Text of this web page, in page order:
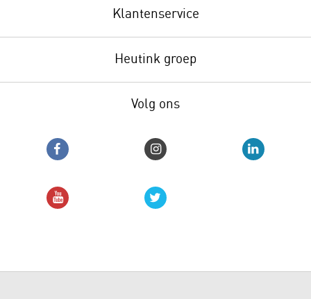
Klantenservice
Heutink groep
Volg ons